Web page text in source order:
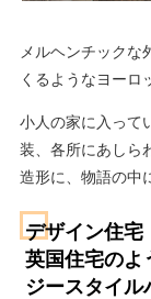
メルヘンチックな
くるようなヨーロ
小人の家に入って
装、各所にあしら
造形に、物語の中
デザイン住宅
英国住宅のよ
ジースタイル